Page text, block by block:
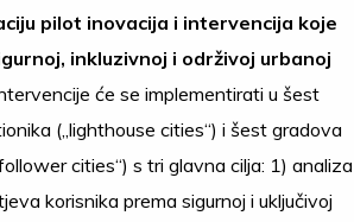
pilot inovacija i intervencija koje
inkluzivnoj i održivoj urbanoj
će se implementirati u šest
(„lighthouse cities“) i šest gradova
cities“) s tri glavna cilja: 1) analiza
korisnika prema sigurnoj i uključivoj